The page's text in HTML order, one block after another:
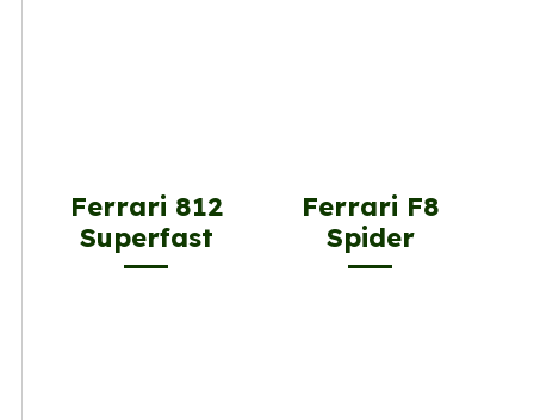
Ferrari 812
Superfast
Ferrari F8
Spider